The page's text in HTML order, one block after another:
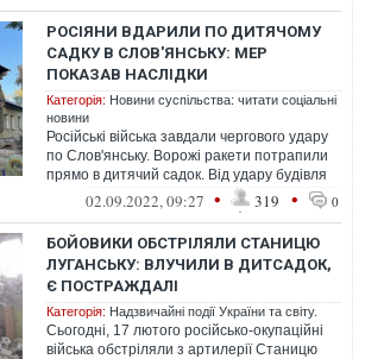
РОСІЯНИ ВДАРИЛИ ПО ДИТЯЧОМУ
САДКУ В СЛОВ'ЯНСЬКУ: МЕР
ПОКАЗАВ НАСЛІДКИ
Категорія: Новини суспільства: читати соціальні
новини
Російські війська завдали чергового удару
по Слов'янську. Ворожі ракети потрапили
прямо в дитячий садок. Від удару будівля
зруйнована.
02.09.2022, 09:27 • 319 • 0
БОЙОВИКИ ОБСТРІЛЯЛИ СТАНИЦЮ
ЛУГАНСЬКУ: ВЛУЧИЛИ В ДИТСАДОК,
Є ПОСТРАЖДАЛІ
Категорія: Надзвичайні події України та світу.
Сьогодні, 17 лютого російсько-окупаційні
війська обстріляли з артилерії Станицю